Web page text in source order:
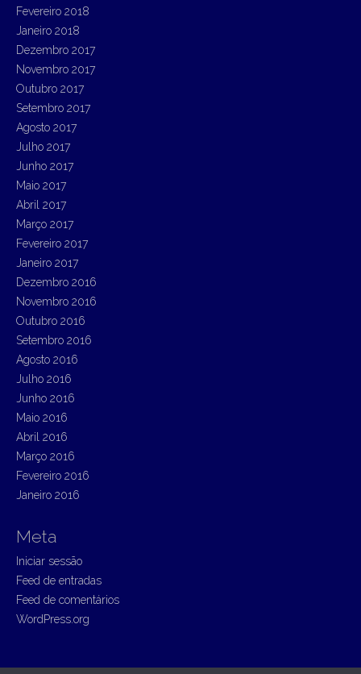
Fevereiro 2018
Janeiro 2018
Dezembro 2017
Novembro 2017
Outubro 2017
Setembro 2017
Agosto 2017
Julho 2017
Junho 2017
Maio 2017
Abril 2017
Março 2017
Fevereiro 2017
Janeiro 2017
Dezembro 2016
Novembro 2016
Outubro 2016
Setembro 2016
Agosto 2016
Julho 2016
Junho 2016
Maio 2016
Abril 2016
Março 2016
Fevereiro 2016
Janeiro 2016
Meta
Iniciar sessão
Feed de entradas
Feed de comentários
WordPress.org